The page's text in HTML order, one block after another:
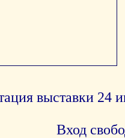
выставки 24
Вход